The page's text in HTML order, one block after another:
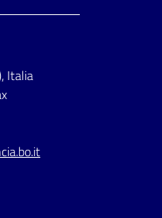
Italia